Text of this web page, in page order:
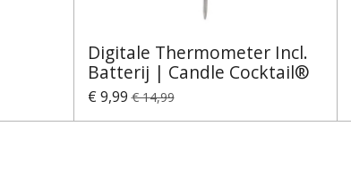
Digitale Thermometer Incl.
Batterij | Candle Cocktail®
€ 9,99 € 14,99